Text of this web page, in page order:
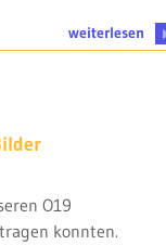
weiterlesen
O19
konnten.